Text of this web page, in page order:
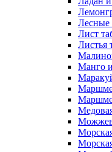
Лесные
Лист
Листья
Манго